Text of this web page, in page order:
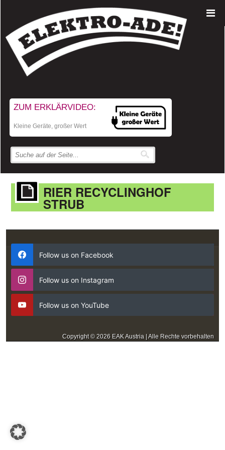
ZUM ERKLÄRVIDEO:
Kleine Geräte, großer Wert
RIER RECYCLINGHOF
STRUB
Follow us on Facebook
Follow us on Instagram
Follow us on YouTube
Copyright © 2026 EAK Austria | Alle Rechte vorbehalten